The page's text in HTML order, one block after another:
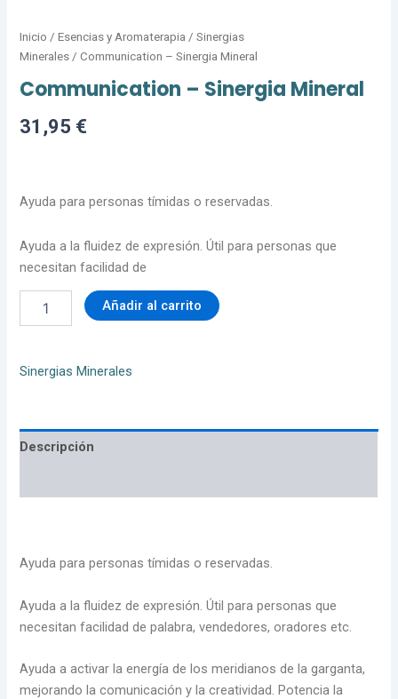
Inicio /Esencias y Aromaterapia /Sinergias
Minerales / Communication – Sinergia Mineral
Communication – Sinergia Mineral
31,95 €
Ayuda para personas tímidas o reservadas.
Ayuda a la fluidez de expresión. Útil para personas que
necesitan facilidad de
Añadir al carrito
Sinergias Minerales
Descripción
Ayuda para personas tímidas o reservadas.
Ayuda a la fluidez de expresión. Útil para personas que
necesitan facilidad de palabra, vendedores, oradores etc.
Ayuda a activar la energía de los meridianos de la garganta,
mejorando la comunicación y la creatividad. Potencia la